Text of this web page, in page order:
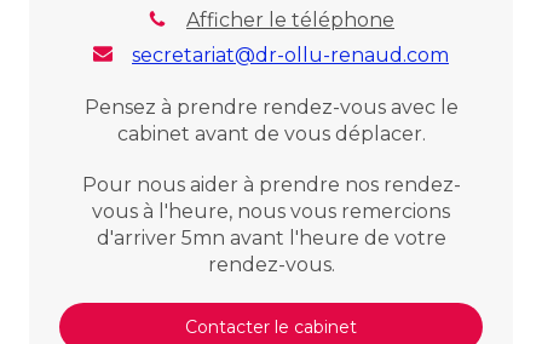
Afficher le téléphone
secretariat@dr-ollu-renaud.com
Pensez à prendre rendez-vous avec le
cabinet avant de vous déplacer.
Pour nous aider à prendre nos rendez-
vous à l'heure, nous vous remercions
d'arriver 5mn avant l'heure de votre
rendez-vous.
Contacter le cabinet